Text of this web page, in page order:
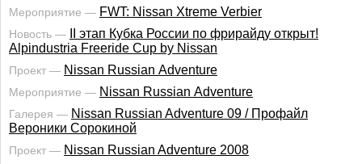
Мероприятие — FWT: Nissan Xtreme Verbier
Новость —
II этап Кубка России по фрирайду открыт!
Alpindustria Freeride Cup by Nissan
Проект — Nissan Russian Adventure
Мероприятие — Nissan Russian Adventure
Галерея — Nissan Russian Adventure 09 / Профайл
Вероники Сорокиной
Проект — Nissan Russian Adventure 2008